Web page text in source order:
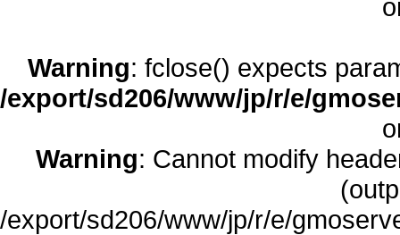
Warning: fclose() expects
/export/sd206/www/jp/r/e/
Warning: Cannot modify
/export/sd206/www/jp/r/e/